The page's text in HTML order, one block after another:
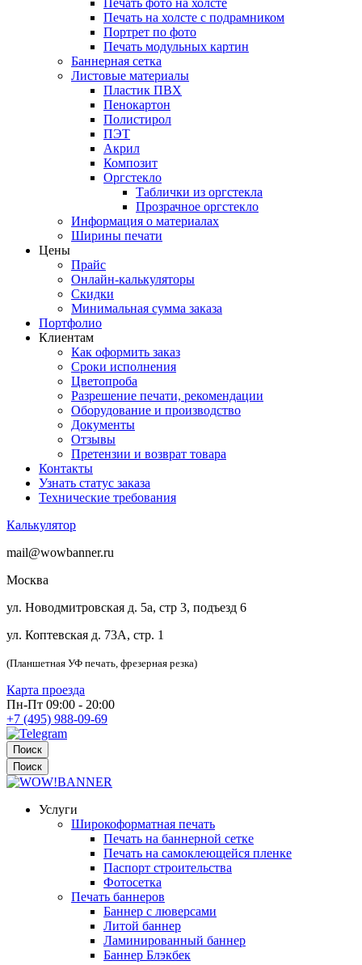
Печать фото на холсте
Печать на холсте с подрамником
Портрет по фото
Печать модульных картин
Баннерная сетка
Листовые материалы
Пластик ПВХ
Пенокартон
Полистирол
ПЭТ
Акрил
Композит
Оргстекло
Таблички из оргстекла
Прозрачное оргстекло
Информация о материалах
Ширины печати
Цены
Прайс
Онлайн-калькуляторы
Скидки
Минимальная сумма заказа
Портфолио
Клиентам
Как оформить заказ
Сроки исполнения
Цветопроба
Разрешение печати, рекомендации
Оборудование и производство
Документы
Отзывы
Претензии и возврат товара
Контакты
Узнать статус заказа
Технические требования
Калькулятор
mail@wowbanner.ru
Москва
ул. Новодмитровская д. 5а, стр 3, подъезд 6
ул. Коптевская д. 73А, стр. 1
(Планшетная УФ печать, фрезерная резка)
Карта проезда
Пн-Пт 09:00 - 20:00
+7 (495) 988-09-69
Поиск
Поиск
Услуги
Широкоформатная печать
Печать на баннерной сетке
Печать на самоклеющейся пленке
Паспорт строительства
Фотосетка
Печать баннеров
Баннер с люверсами
Литой баннер
Ламинированный баннер
Баннер Блэкбек